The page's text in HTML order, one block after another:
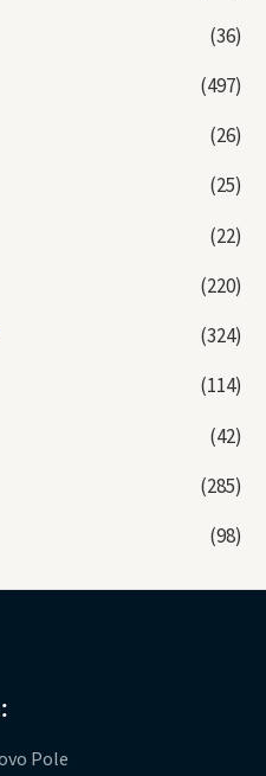
(36)
(497)
(26)
(25)
(22)
(220)
(324)
(114)
(42)
(285)
(98)
Pole